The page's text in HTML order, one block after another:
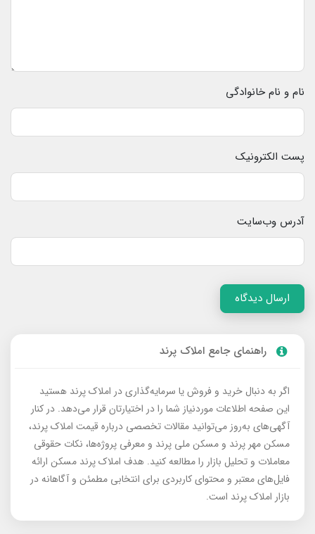
نام و نام خانوادگی
پست الکترونیک
آدرس وب‌سایت
ارسال دیدگاه
راهنمای جامع املاک پرند
اگر به دنبال خرید و فروش یا سرمایه‌گذاری در املاک پرند هستید
این صفحه اطلاعات موردنیاز شما را در اختیارتان قرار می‌دهد. در کنار
آگهی‌های به‌روز می‌توانید مقالات تخصصی درباره قیمت املاک پرند،
مسکن مهر پرند و مسکن ملی پرند و معرفی پروژه‌ها، نکات حقوقی
معاملات و تحلیل بازار را مطالعه کنید. هدف املاک پرند مسکن ارائه
فایل‌های معتبر و محتوای کاربردی برای انتخابی مطمئن و آگاهانه در
بازار املاک پرند است.